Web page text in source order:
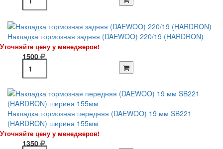
Накладка тормозная задняя (DAEWOO) 220/19 (HARDRON)
Уточняйте цену у менеджеров!
1500
Накладка тормозная передняя (DAEWOO) 19 мм SB221
(HARDRON) ширина 155мм
Уточняйте цену у менеджеров!
1350